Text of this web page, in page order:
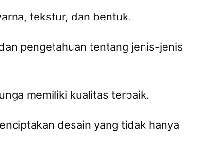
tekstur, dan bentuk.
pengetahuan tentang jenis-jenis
memiliki kualitas terbaik.
desain yang tidak hanya